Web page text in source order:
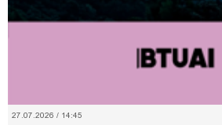
27.07.2026 / 14:45